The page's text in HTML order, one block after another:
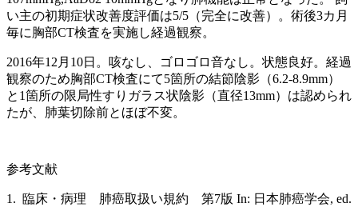
い主の初期症状改善度評価は5/5（完全に改善）。術後3カ月
毎に胸部CT検査を実施し経過観察。
2016年12月10日。咳なし、ゴロゴロ音なし。状態良好。経過
観察のため胸部CT検査にて5箇所の結節陰影（6.2-8.9mm）
と1箇所の限局性すりガラス状陰影（直径13mm）は認められ
たが、肺葉切除前とほぼ不変。
参考文献
1. 臨床・病理 肺癌取扱い規約 第7版 In: 日本肺癌学会, ed.